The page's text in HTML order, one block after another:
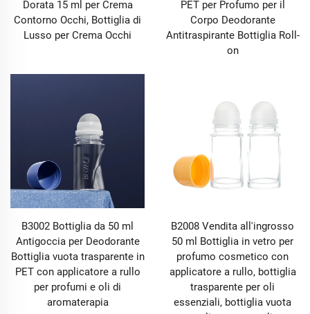
Dorata 15 ml per Crema
Contorno Occhi, Bottiglia di
Lusso per Crema Occhi
PET per Profumo per il
Corpo Deodorante
Antitraspirante Bottiglia Roll-
on
B3002 Bottiglia da 50 ml
Antigoccia per Deodorante
Bottiglia vuota trasparente in
PET con applicatore a rullo
per profumi e oli di
aromaterapia
B2008 Vendita all'ingrosso
50 ml Bottiglia in vetro per
profumo cosmetico con
applicatore a rullo, bottiglia
trasparente per oli
essenziali, bottiglia vuota